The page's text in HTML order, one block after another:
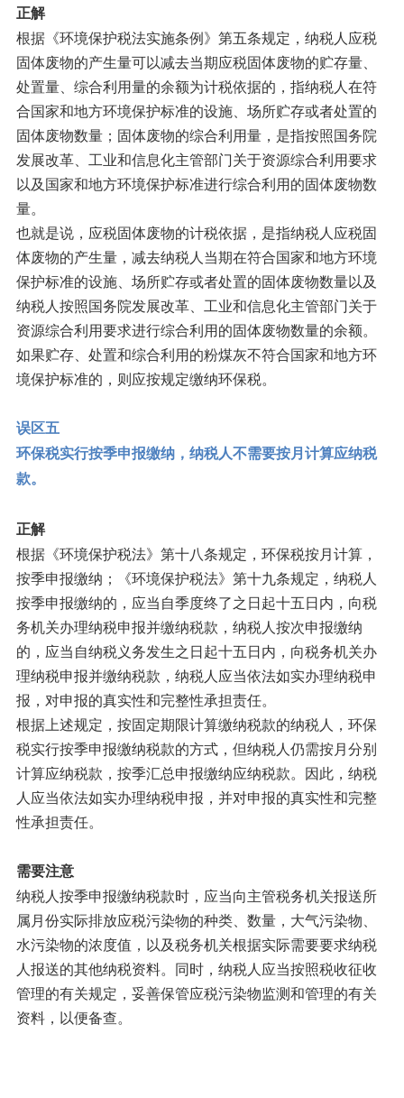
正解
根据《环境保护税法实施条例》第五条规定，纳税人应税
固体废物的产生量可以减去当期应税固体废物的贮存量、
处置量、综合利用量的余额为计税依据的，指纳税人在符
合国家和地方环境保护标准的设施、场所贮存或者处置的
固体废物数量；固体废物的综合利用量，是指按照国务院
发展改革、工业和信息化主管部门关于资源综合利用要求
以及国家和地方环境保护标准进行综合利用的固体废物数
量。
也就是说，应税固体废物的计税依据，是指纳税人应税固
体废物的产生量，减去纳税人当期在符合国家和地方环境
保护标准的设施、场所贮存或者处置的固体废物数量以及
纳税人按照国务院发展改革、工业和信息化主管部门关于
资源综合利用要求进行综合利用的固体废物数量的余额。
如果贮存、处置和综合利用的粉煤灰不符合国家和地方环
境保护标准的，则应按规定缴纳环保税。
误区五
环保税实行按季申报缴纳，纳税人不需要按月计算应纳税
款。
正解
根据《环境保护税法》第十八条规定，环保税按月计算，
按季申报缴纳；《环境保护税法》第十九条规定，纳税人
按季申报缴纳的，应当自季度终了之日起十五日内，向税
务机关办理纳税申报并缴纳税款，纳税人按次申报缴纳
的，应当自纳税义务发生之日起十五日内，向税务机关办
理纳税申报并缴纳税款，纳税人应当依法如实办理纳税申
报，对申报的真实性和完整性承担责任。
根据上述规定，按固定期限计算缴纳税款的纳税人，环保
税实行按季申报缴纳税款的方式，但纳税人仍需按月分别
计算应纳税款，按季汇总申报缴纳应纳税款。因此，纳税
人应当依法如实办理纳税申报，并对申报的真实性和完整
性承担责任。
需要注意
纳税人按季申报缴纳税款时，应当向主管税务机关报送所
属月份实际排放应税污染物的种类、数量，大气污染物、
水污染物的浓度值，以及税务机关根据实际需要要求纳税
人报送的其他纳税资料。同时，纳税人应当按照税收征收
管理的有关规定，妥善保管应税污染物监测和管理的有关
资料，以便备查。